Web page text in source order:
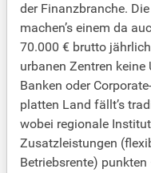
der Finanzbranche.
machen’s einem da
70.000 € brutto
urbanen Zentren keine
Banken oder
platten Land fällt’s
wobei regionale
Zusatzleistungen
Betriebsrente)